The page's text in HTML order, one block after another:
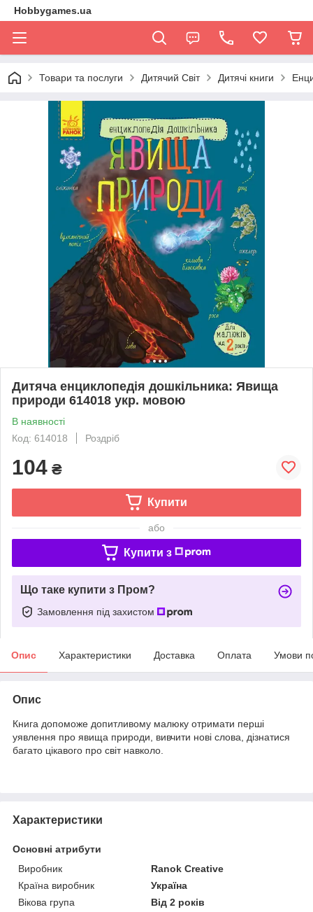
Hobbygames.ua
Товари та послуги Дитячий Світ Дитячі книги
Дитяча енциклопедія дошкільника: Явища
природи 614018 укр. мовою
В наявності
Код: 614018
Роздріб
104 ₴
Купити
або
Купити з
Що таке купити з Пром?
Замовлення під захистом
Опис Характеристики Доставка Оплата Умови
Опис
Книга допоможе допитливому малюку отримати перші
уявлення про явища природи, вивчити нові слова, дізнатися
багато цікавого про світ навколо.
Характеристики
Основні атрибути
Виробник
Ranok Creative
Країна виробник
Україна
Вікова група
Від 2 років